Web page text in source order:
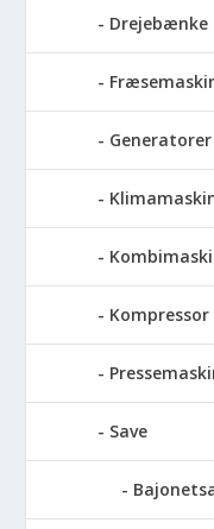
Drejebænke
Generatorer
Kompressor
Save